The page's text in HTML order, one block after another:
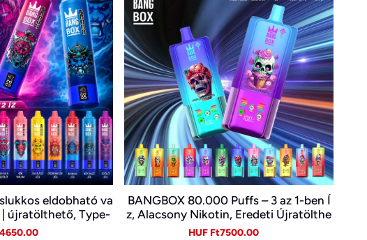
eldobható va
| újratölthető, Type-
C
BANGBOX 80.000 Puffs – 3 az 1-ben Í
z, Alacsony Nikotin, Eredeti Újratölthe
tő Eldobható Vape Nagykereskedelem
Sale
HUF Ft7500.00